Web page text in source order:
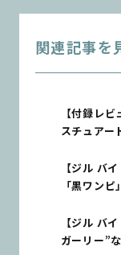
関連記事を
【付録レ
スチュアー
【ジル バ
「黒ワン
【ジル バ
ガーリー”